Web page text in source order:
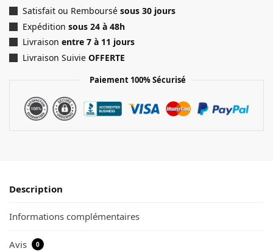
Satisfait ou Remboursé sous 30 jours
Expédition sous 24 à 48h
Livraison entre 7 à 11 jours
Livraison Suivie OFFERTE
Paiement 100% Sécurisé
Description
Informations complémentaires
Avis 0